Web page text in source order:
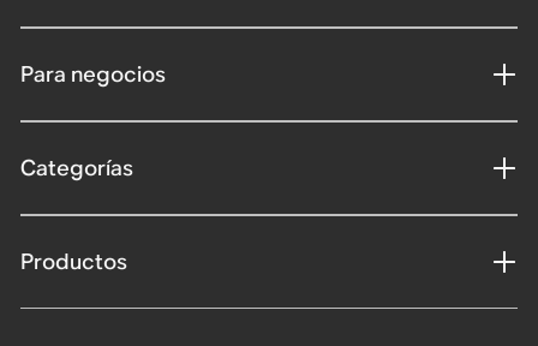
Para negocios
Categorías
Productos